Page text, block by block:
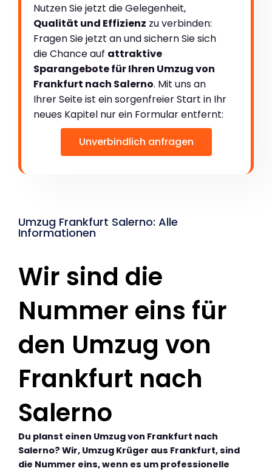
Nutzen Sie jetzt die Gelegenheit,
Qualität und Effizienz zu verbinden:
Fragen Sie jetzt an und sichern Sie sich
die Chance auf attraktive
Sparangebote für Ihren Umzug von
Frankfurt nach Salerno. Mit uns an
Ihrer Seite ist ein sorgenfreier Start in Ihr
neues Kapitel nur ein Formular entfernt:
Unverbindlich anfragen
Umzug Frankfurt Salerno: Alle
Informationen
Wir sind die
Nummer eins für
den Umzug von
Frankfurt nach
Salerno
Du planst einen Umzug von Frankfurt nach
Salerno? Wir, Umzug Krüger aus Frankfurt, sind
die Nummer eins, wenn es um professionelle